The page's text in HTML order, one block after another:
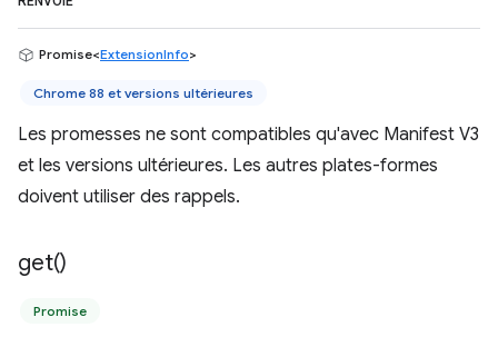
Promise<ExtensionInfo>
Chrome 88 et versions ultérieures
Les promesses ne sont compatibles qu'avec Manifest V3
et les versions ultérieures. Les autres plates-formes
doivent utiliser des rappels.
get()
Promise